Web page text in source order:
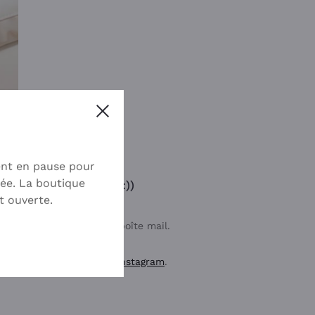
une âme sensible :))
de ménage dans votre boîte mail.
yogis et yoginis, c’est Instagram.
en pause pour
La boutique
ouverte.